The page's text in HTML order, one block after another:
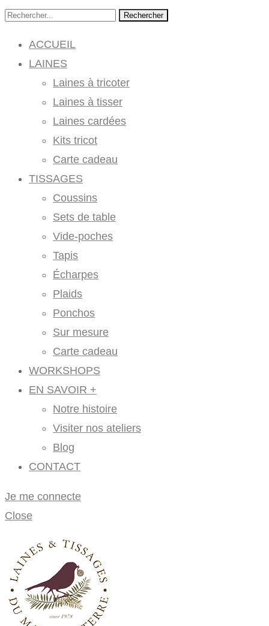
Rechercher
ACCUEIL
LAINES
Laines à tricoter
Laines à tisser
Laines cardées
Kits tricot
Carte cadeau
TISSAGES
Coussins
Sets de table
Vide-poches
Tapis
Écharpes
Plaids
Ponchos
Sur mesure
Carte cadeau
WORKSHOPS
EN SAVOIR +
Notre histoire
Visiter nos ateliers
Blog
CONTACT
Je me connecte
Close